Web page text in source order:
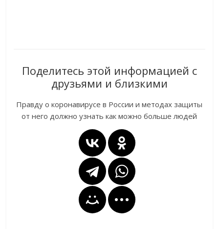
Поделитесь этой информацией с
друзьями и близкими
Правду о коронавирусе в России и методах защиты
от него должно узнать как можно больше людей